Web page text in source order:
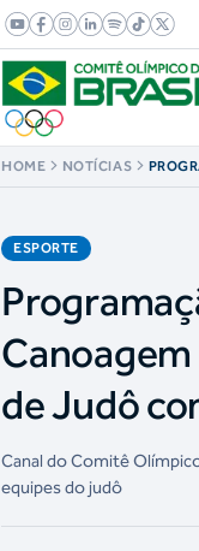
HOME NOTÍCIAS
ESPORTE
de Judô
Canal do Comitê
equipes do judô